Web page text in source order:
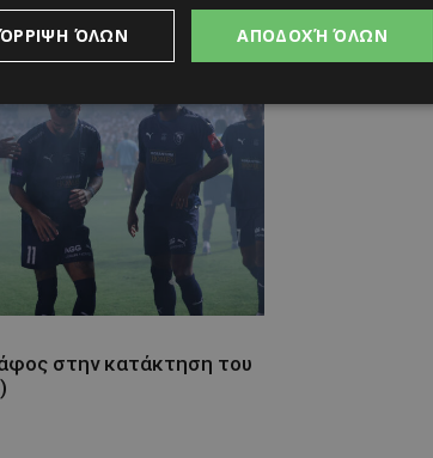
ήταν η οικογένεια που
στην κατάκτηση του
ΑΠΟΔΟΧΉ ΌΛΩΝ
ΌΛΩΝ